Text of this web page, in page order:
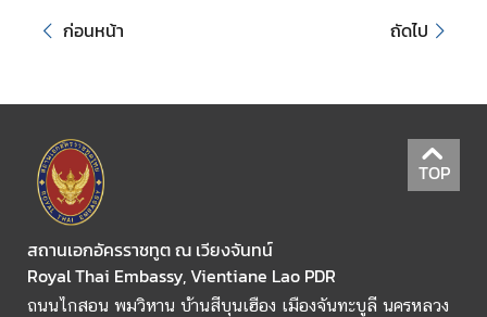
จั
ก
ร
ก่อนหน้า ถัดไป
TOP
สถานเอกอัครราชทูต ณ เวียงจันทน์
Royal Thai Embassy, Vientiane Lao PDR
ถนนไกสอน พมวิหาน บ้านสีบุนเฮือง เมืองจันทะบูลี นครหลวง